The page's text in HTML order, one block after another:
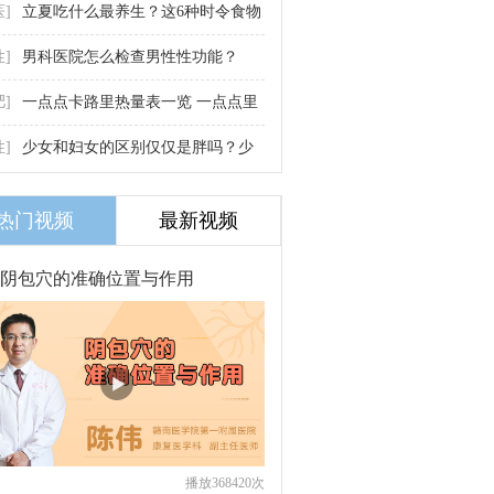
学认识
] 立夏吃什么最养生？这6种时令食物
助你
] 男科医院怎么检查男性性功能？
（涉及前列腺与激素水平检测）
] 一点点卡路里热量表一览 一点点里
热量
] 少女和妇女的区别仅仅是胖吗？少
女身和
门视频 最新视频
阴包穴的准确位置与作用
播放368420次